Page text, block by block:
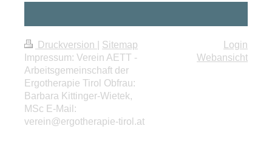
Druckversion
Sitemap
Impressum: Verein AETT -
Arbeitsgemeinschaft der
Ergotherapie Tirol Obfrau:
Barbara Kittinger-Wietek,
MSc E-Mail:
verein@ergotherapie-tirol.at
Login
Webansicht